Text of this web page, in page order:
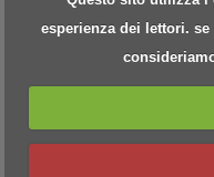
esperienza dei lettori.